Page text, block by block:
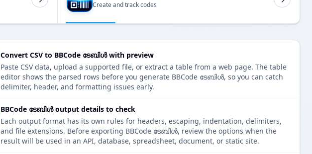
Create and track codes
Convert CSV to BBCode ടേബിൾ with preview
Paste CSV data, upload a supported file, or extract a table from a web page. The table
editor shows the parsed rows before you generate BBCode ടേബിൾ, so you can catch
delimiter, header, and formatting issues early.
BBCode ടേബിൾ output details to check
Each output format has its own rules for headers, escaping, indentation, delimiters,
and file extensions. Before exporting BBCode ടേബിൾ, review the options when the
result will be used in an API, database, spreadsheet, document, or static site.